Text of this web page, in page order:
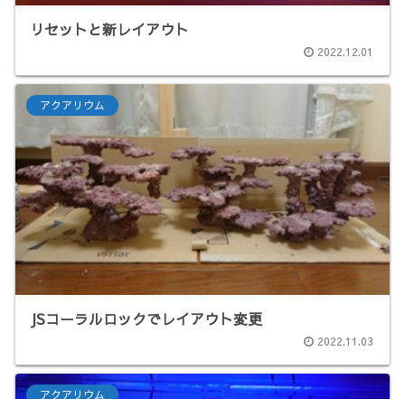
リセットと新レイアウト
2022.12.01
アクアリウム
JSコーラルロックでレイアウト変更
2022.11.03
アクアリウム